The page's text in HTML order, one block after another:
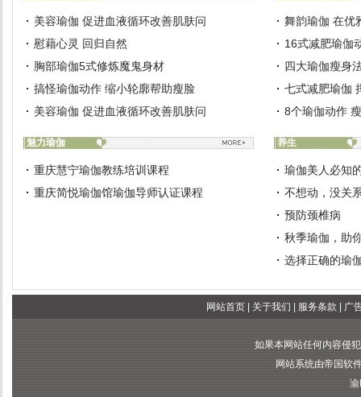
美容瑜伽 促进血液循环改善肌肤问
慰藉心灵 回归自然
胸部瑜伽5式修炼魔鬼身材
搞怪瑜伽动作 缩小轮廓帮助瘦脸
美容瑜伽 促进血液循环改善肌肤问
舞韵瑜伽 在优
16式减肥瑜伽
四大瑜伽瘦身
七式减肥瑜伽
8个瑜伽动作
魅力瑜伽
重庆慧宁瑜伽教练培训课程
重庆简悦瑜伽馆瑜伽导师认证课程
养生
瑜伽美人必知
不想动，没关
预防颈椎病
秋季瑜伽，助
选择正确的瑜
网站首页| 关于我们 服务条款 广
如果本网站任何内容侵
网站系统由帝国软